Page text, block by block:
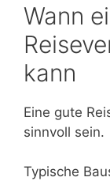
Wann
kann
Eine gute
sinnvoll sein.
Typische